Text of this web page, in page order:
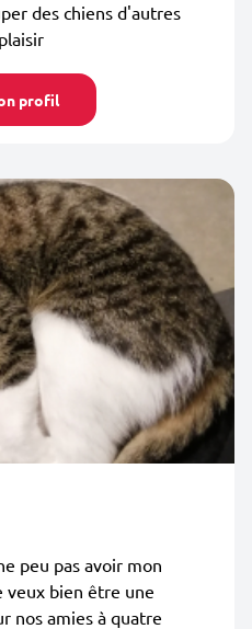
des chiens d'autres
profil
peu pas avoir mon
veux bien être une
nos amies à quatre